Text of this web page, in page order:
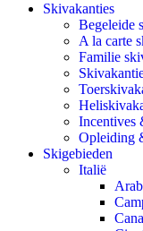
Skivakanties
Begeleide
A la carte
Familie
Incentives
Opleiding
Skigebieden
Italië